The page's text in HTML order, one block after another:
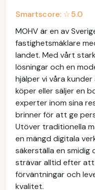
Smartscore: ☆5.0
MOHV är en av
fastighetsmäklare
landet. Med vårt
lösningar och en
hjälper vi våra
köper eller säljer en
experter inom sina
brinner för att ge
Utöver traditionella
en mängd digitala
säkerställa en smidig
strävar alltid efter
förväntningar och
kvalitet.